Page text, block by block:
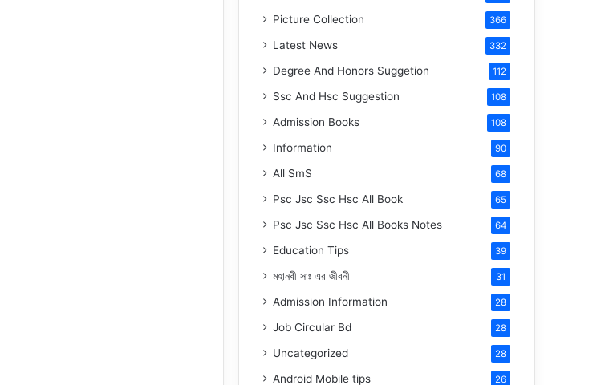
Picture Collection 366
Latest News 332
Degree And Honors Suggetion 112
Ssc And Hsc Suggestion 108
Admission Books 108
Information 90
All SmS 68
Psc Jsc Ssc Hsc All Book 65
Psc Jsc Ssc Hsc All Books Notes 64
Education Tips 39
মহানবীসাঃ এর জীবনী 31
Admission Information 28
Job Circular Bd 28
Uncategorized 28
Android Mobile tips 26